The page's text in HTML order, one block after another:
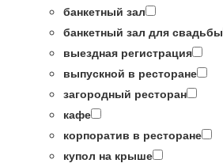
банкетный зал
банкетный зал для свадьбы
выездная регистрация
выпускной в ресторане
загородный ресторан
кафе
корпоратив в ресторане
купол на крыше